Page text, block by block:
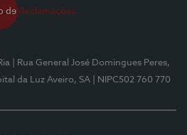
| Rua General José Domingues Peres,
da Luz Aveiro, SA | NIPC502 760 770